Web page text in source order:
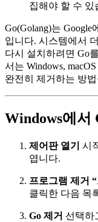
집해야 할 수 있
Go(Golang)는
입니다. 시스템에서
다시 설치하려면 Go
서는 Windows,
완전히 제거하는 방
Windows에서
제어판 열기 시
엽니다.
프로그램 제거
클릭한 다음 목
Go 제거 선택하